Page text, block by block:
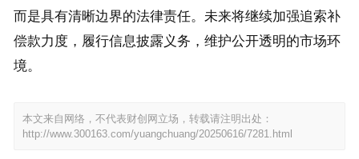
而是具有清晰边界的法律责任。未来将继续加强追索补
偿款力度，履行信息披露义务，维护公开透明的市场环
境。
本文来自网络，不代表财创网立场，转载请注明出处：
http://www.300163.com/yuangchuang/20250616/7281.html